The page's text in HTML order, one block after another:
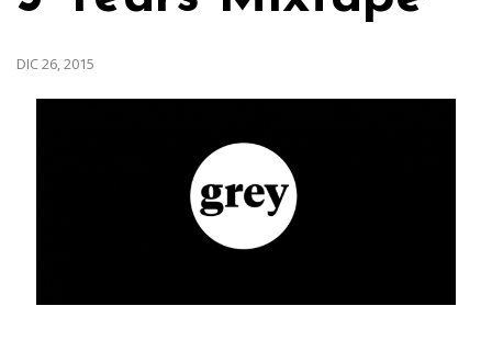
DIC 26, 2015